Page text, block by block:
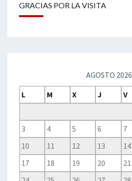
GRACIAS POR LA VISITA
AGOSTO 2026
L
M X J V
3
4 5 6 7
10
11 12 13 14
17
18 19 20 21